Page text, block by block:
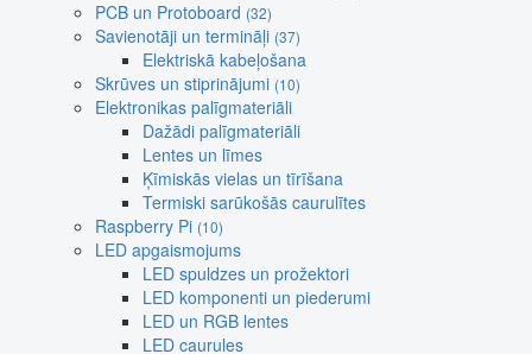
PCB un Protoboard (32)
Savienotāji un termināļi (37)
Elektriskā kabeļošana
Skrūves un stiprinājumi (10)
Elektronikas palīgmateriāli
Dažādi palīgmateriāli
Lentes un līmes
Ķīmiskās vielas un tīrīšana
Termiski sarūkošās caurulītes
Raspberry Pi (10)
LED apgaismojums
LED spuldzes un prožektori
LED komponenti un piederumi
LED un RGB lentes
LED caurules